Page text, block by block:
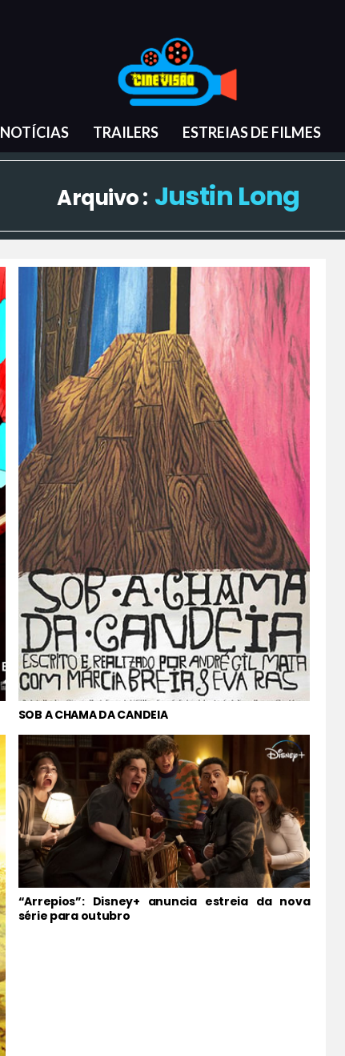
NOTÍCIAS TRAILERS ESTREIAS DE FILMES
Arquivo : Justin Long
SOB A CHAMA DA CANDEIA
“Arrepios”: Disney+ anuncia estreia da nova
série para outubro